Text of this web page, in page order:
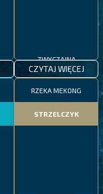
ZWYCZAJNA
CZYTAJ WIĘCEJ
RZEKA MEKONG
STRZELCZYK